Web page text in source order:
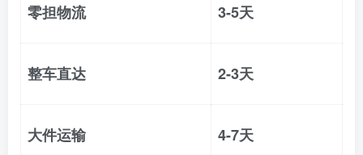
零担物流 3-5天
整车直达 2-3天
大件运输 4-7天